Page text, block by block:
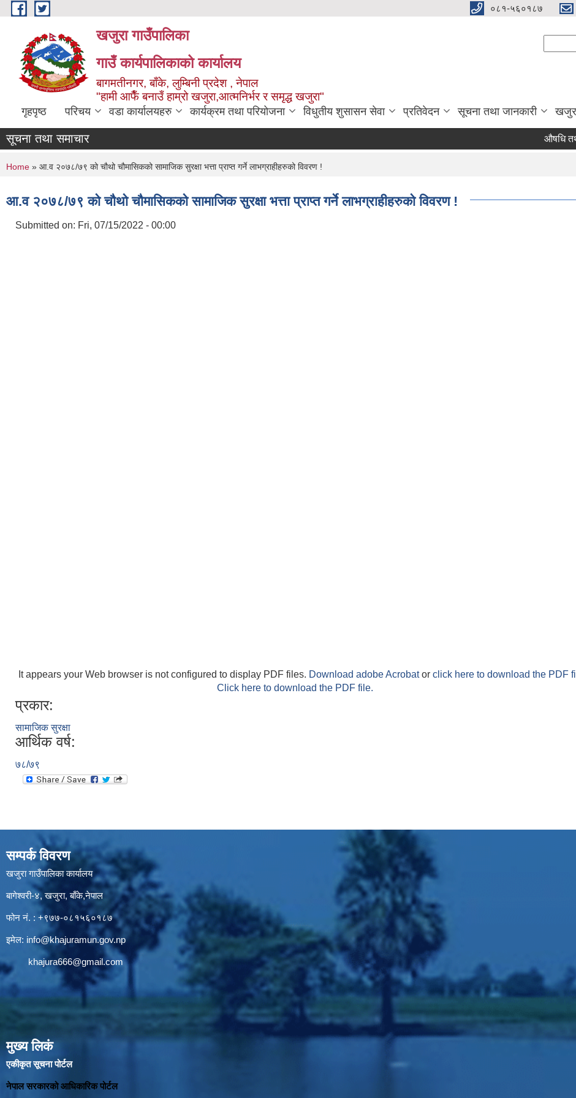
Skip to main content ०८१-५६०१८७
खजुरा गाउँपालिका
गाउँ कार्यपालिकाको कार्यालय
बागमतीनगर, बाँके, लुम्बिनी प्रदेश , नेपाल
"हामी आफैँ बनाउँ हाम्रो खजुरा,आत्मनिर्भर र समृद्ध खजुरा"
गृहपृष्ठ परिचय वडा कार्यालयहरु कार्यक्रम तथा परियोजना विधुतीय शुसासन सेवा प्रतिवेदन सूचना तथा जानकारी
सूचना तथा समाचार औषधि तथा
You are here
Home » आ.व २०७८/७९ को चौथो चौमासिकको सामाजिक सुरक्षा भत्ता प्राप्त गर्ने लाभग्राहीहरुको विवरण !
आ.व २०७८/७९ को चौथो चौमासिकको सामाजिक सुरक्षा भत्ता प्राप्त गर्ने लाभग्राहीहरुको विवरण !
Submitted on: Fri, 07/15/2022 - 00:00
It appears your Web browser is not configured to display PDF files. Download adobe Acrobator click here to download the PDF
Click here to download the PDF file.
प्रकार:
सामाजिक सुरक्षा
आर्थिक वर्ष:
७८/७९
सम्पर्क विवरण
खजुरा गाउँपालिका कार्यालय
बागेश्वरी-४, खजुरा, बाँके,नेपाल
फोन नं. : +९७७-०८१५६०१८७
इमेल: info@khajuramun.gov.np
khajura666@gmail.com
मुख्य लिकं
एकीकृत सूचना पोर्टल
नेपाल सरकारको आधिकारिक पोर्टल